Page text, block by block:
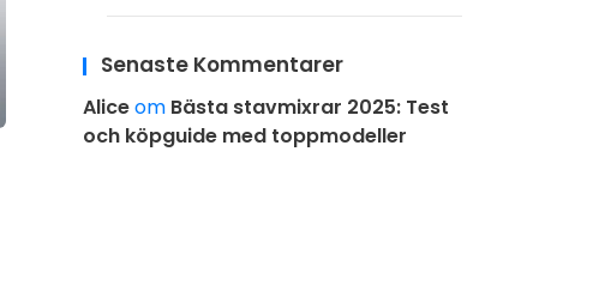
Senaste Kommentarer
Aliceom Bästa stavmixrar 2025: Test
och köpguide med toppmodeller